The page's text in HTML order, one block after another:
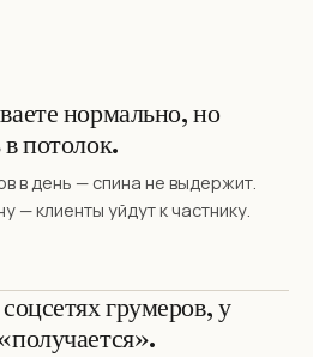
нормально, но
потолок.
в день — спина не выдержит.
— клиенты уйдут к частнику.
грумеров, у